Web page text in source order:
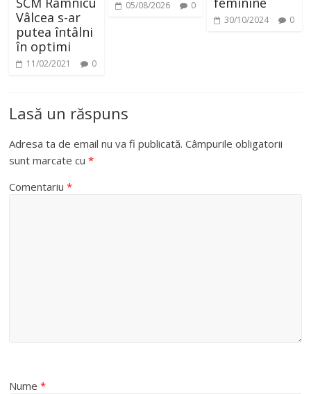
Vâlcea s-ar
putea întâlni
în optimi
11/02/2021 0
05/08/2026 0
30/10/2024 0
Lasă un răspuns
Adresa ta de email nu va fi publicată. Câmpurile obligatorii
sunt marcate cu*
Comentariu*
Nume*